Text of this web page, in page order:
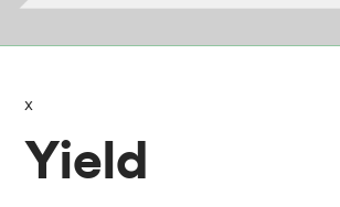
x
Yield